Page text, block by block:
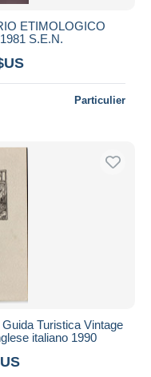
ETIMOLOGICO
S.E.N.
Particulier
Turistica Vintage
italiano 1990